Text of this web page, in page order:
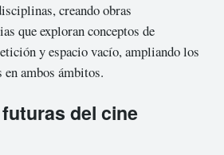
creando obras
que exploran conceptos de
y espacio vacío, ampliando los
ambos ámbitos.
del cine